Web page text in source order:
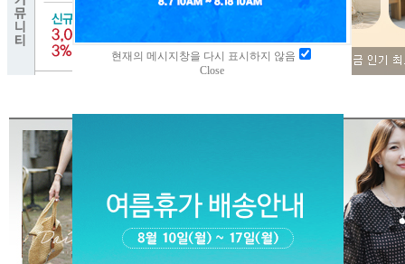
현재의 메시지창을 다시 표시하지 않음
Close